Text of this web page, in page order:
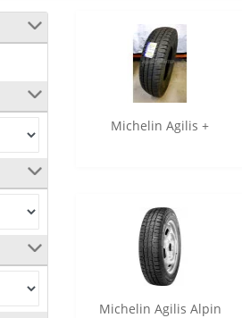
Michelin Agilis +
Michelin Agilis Alpin